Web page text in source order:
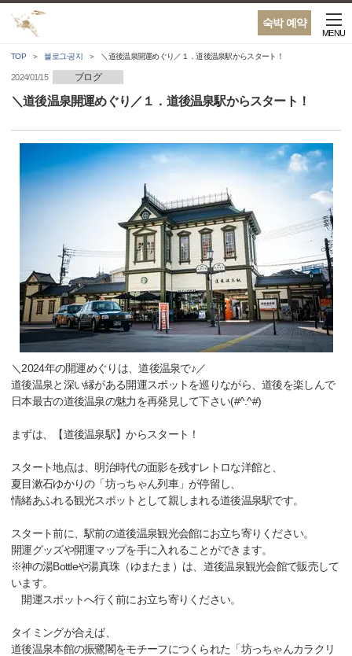
숙박 예약
MENU
TOP 블로그·공지 ＼道後温泉開運めぐり／１．道後温泉駅からスタート！
2024/01/15 ブログ
＼道後温泉開運めぐり／１．道後温泉駅からスタート！
＼2024年の開運めぐりは、道後温泉で♪／
道後温泉と深い縁がある開運スポットを巡りながら、道後を楽しんで
日本最古の道後温泉の魅力を再発見して下さい(#^.^#)
まずは、【道後温泉駅】からスタート！
スタート地点は、明治時代の面影を残すレトロな洋館と、
夏目漱石ゆかりの「坊っちゃん列車」が停留し、
情緒あふれる観光スポットとして親しまれる道後温泉駅です。
スタート前に、駅前の道後温泉観光会館にお立ち寄りください。
開運グッズや開運マップを手に入れることができます。
※神の湯Bottleや湯真珠（ゆまたま）は、道後温泉観光会館で販売して
います。
開運スポットへ行く前にお立ち寄りください。
タイミングが合えば、
道後温泉本館の振鷺閣をモチーフにつくられた「坊っちゃんカラクリ